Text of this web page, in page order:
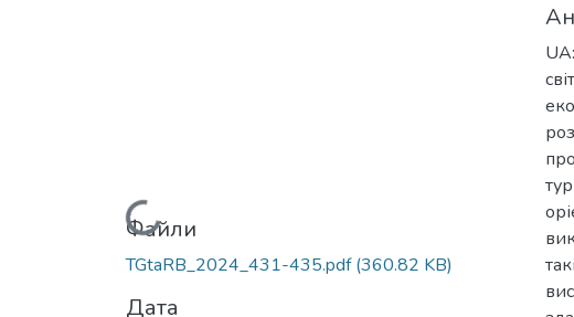
Вантажиться...
Файли
TGtaRB_2024_431-435.pdf(360.82 KB)
Дата